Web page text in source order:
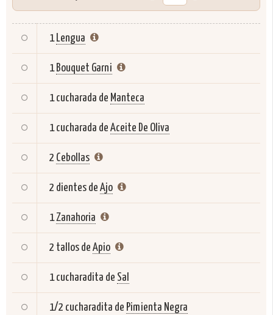
1 Lengua
1 Bouquet Garni
1 cucharada de Manteca
1 cucharada de Aceite De Oliva
2 Cebollas
2 dientes de Ajo
1Zanahoria
2 tallos de Apio
1 cucharadita de Sal
1/2 cucharadita de Pimienta Negra